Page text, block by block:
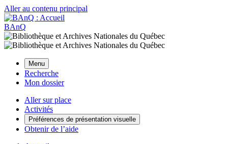
Aller au contenu principal
BAnQ
Menu
Recherche
Mon dossier
Aller sur place
Activités
Préférences de présentation visuelle
Obtenir de l’aide